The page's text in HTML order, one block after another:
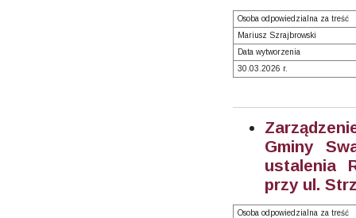
Osoba odpowiedzialna za treść
Mariusz Szrajbrowski
Data wytworzenia
30.03.2026 r.
Gminy
ustalenia
przy ul.
Osoba odpowiedzialna za treść